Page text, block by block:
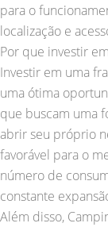
para o
localização e
Por que investir
Investir em uma
uma ótima
que buscam uma
abrir seu próprio
favorável para o
número de
constante
Além disso,